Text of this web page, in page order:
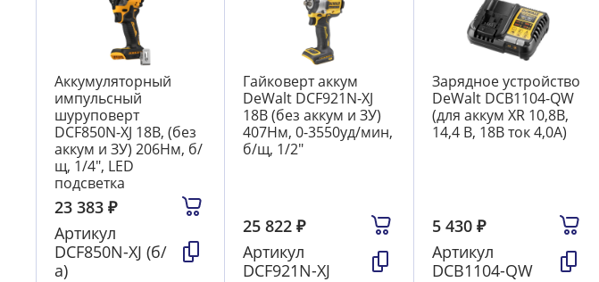
Аккумуляторный
импульсный
шуруповерт
DCF850N-XJ 18В, (без
аккум и ЗУ) 206Нм, б/
щ, 1/4", LED
подсветка
23 383 ₽
Артикул
DCF850N-XJ (б/
а)
Гайковерт аккум
DeWalt DCF921N-XJ
18В (без аккум и ЗУ)
407Нм, 0-3550уд/мин,
б/щ, 1/2"
25 822₽
Артикул
DCF921N-XJ
Зарядное устройство
DeWalt DCB1104-QW
(для аккум XR 10,8В,
14,4 В, 18В ток 4,0А)
5 430 ₽
Артикул
DCB1104-QW